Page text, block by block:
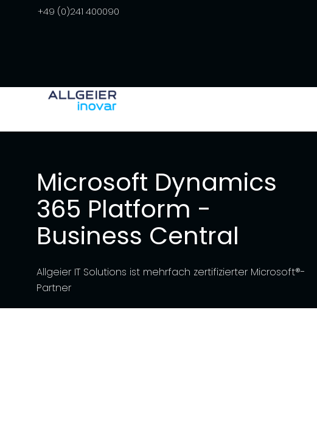
+49 (0)241 400090
Microsoft Dynamics
365 Platform -
Business Central
Allgeier IT Solutions ist mehrfach zertifizierter Microsoft®-
Partner